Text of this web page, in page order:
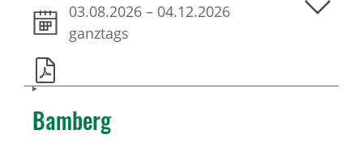
03.08.2026 – 04.12.2026
ganztags
Bamberg